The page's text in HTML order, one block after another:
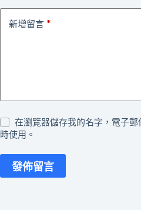
新增留言 *
在瀏覽器儲存我的名字，電子
時使用。
發佈留言